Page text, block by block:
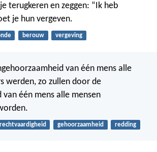
terugkeren en zeggen: “Ik heb
je hun vergeven.
berouw vergeving
van één mens alle
werden, zo zullen door de
van één mens alle mensen
rechtvaardigheid gehoorzaamheid redding